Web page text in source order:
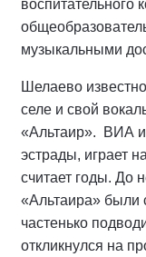
воспитательного
музыкальными
Шелаево
селе и свой
«Альтаир». ВИА
эстрады, играет
считает годы. До
«Альтаира» были
частенько
откликнулся на